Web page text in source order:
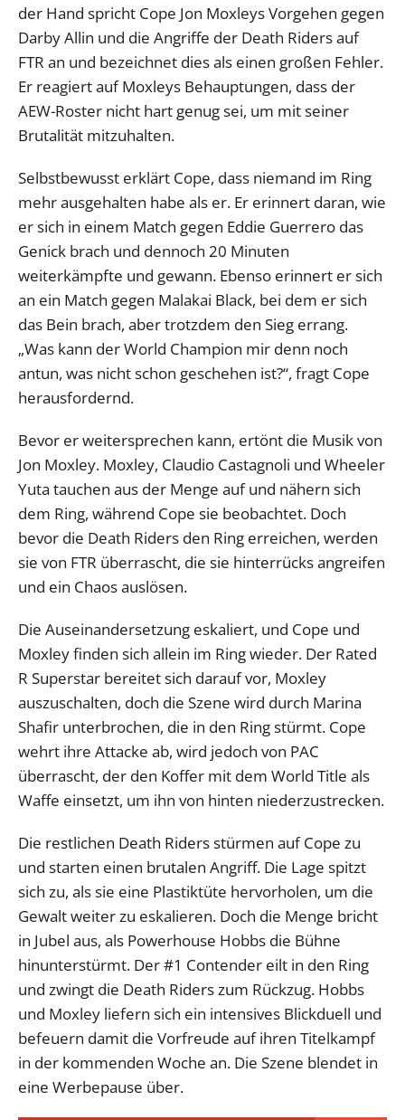
der Hand spricht Cope Jon Moxleys Vorgehen gegen
Darby Allin und die Angriffe der Death Riders auf
FTR an und bezeichnet dies als einen großen Fehler.
Er reagiert auf Moxleys Behauptungen, dass der
AEW-Roster nicht hart genug sei, um mit seiner
Brutalität mitzuhalten.
Selbstbewusst erklärt Cope, dass niemand im Ring
mehr ausgehalten habe als er. Er erinnert daran, wie
er sich in einem Match gegen Eddie Guerrero das
Genick brach und dennoch 20 Minuten
weiterkämpfte und gewann. Ebenso erinnert er sich
an ein Match gegen Malakai Black, bei dem er sich
das Bein brach, aber trotzdem den Sieg errang.
„Was kann der World Champion mir denn noch
antun, was nicht schon geschehen ist?“, fragt Cope
herausfordernd.
Bevor er weitersprechen kann, ertönt die Musik von
Jon Moxley. Moxley, Claudio Castagnoli und Wheeler
Yuta tauchen aus der Menge auf und nähern sich
dem Ring, während Cope sie beobachtet. Doch
bevor die Death Riders den Ring erreichen, werden
sie von FTR überrascht, die sie hinterrücks angreifen
und ein Chaos auslösen.
Die Auseinandersetzung eskaliert, und Cope und
Moxley finden sich allein im Ring wieder. Der Rated
R Superstar bereitet sich darauf vor, Moxley
auszuschalten, doch die Szene wird durch Marina
Shafir unterbrochen, die in den Ring stürmt. Cope
wehrt ihre Attacke ab, wird jedoch von PAC
überrascht, der den Koffer mit dem World Title als
Waffe einsetzt, um ihn von hinten niederzustrecken.
Die restlichen Death Riders stürmen auf Cope zu
und starten einen brutalen Angriff. Die Lage spitzt
sich zu, als sie eine Plastiktüte hervorholen, um die
Gewalt weiter zu eskalieren. Doch die Menge bricht
in Jubel aus, als Powerhouse Hobbs die Bühne
hinunterstürmt. Der #1 Contender eilt in den Ring
und zwingt die Death Riders zum Rückzug. Hobbs
und Moxley liefern sich ein intensives Blickduell und
befeuern damit die Vorfreude auf ihren Titelkampf
in der kommenden Woche an. Die Szene blendet in
eine Werbepause über.